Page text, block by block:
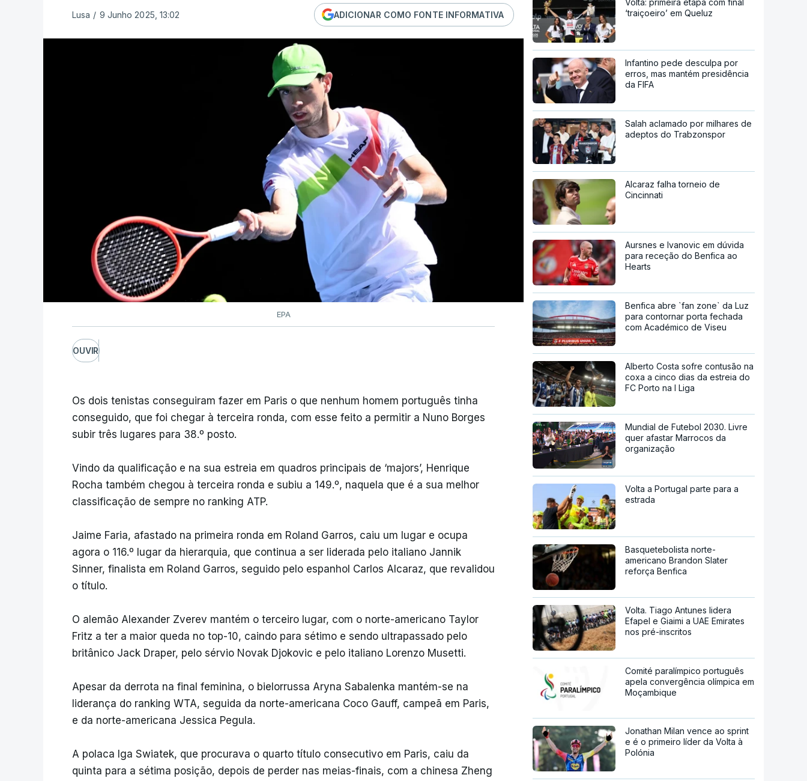
Lusa / 9 Junho 2025, 13:02 ADICIONAR COMO FONTE INFORMATIVA
EPA
OUVIR
Os dois tenistas conseguiram fazer em Paris o que nenhum homem português tinha
conseguido, que foi chegar à terceira ronda, com esse feito a permitir a Nuno Borges
subir três lugares para 38.º posto.
Vindo da qualificação e na sua estreia em quadros principais de ‘majors’, Henrique
Rocha também chegou à terceira ronda e subiu a 149.º, naquela que é a sua melhor
classificação de sempre no ranking ATP.
Jaime Faria, afastado na primeira ronda em Roland Garros, caiu um lugar e ocupa
agora o 116.º lugar da hierarquia, que continua a ser liderada pelo italiano Jannik
Sinner, finalista em Roland Garros, seguido pelo espanhol Carlos Alcaraz, que revalidou
o título.
O alemão Alexander Zverev mantém o terceiro lugar, com o norte-americano Taylor
Fritz a ter a maior queda no top-10, caindo para sétimo e sendo ultrapassado pelo
britânico Jack Draper, pelo sérvio Novak Djokovic e pelo italiano Lorenzo Musetti.
Apesar da derrota na final feminina, o bielorrussa Aryna Sabalenka mantém-se na
liderança do ranking WTA, seguida da norte-americana Coco Gauff, campeã em Paris,
e da norte-americana Jessica Pegula.
A polaca Iga Swiatek, que procurava o quarto título consecutivo em Paris, caiu da
quinta para a sétima posição, depois de perder nas meias-finais, com a chinesa Zheng
Volta: primeira etapa com final
‘traiçoeiro’ em Queluz
Infantino pede desculpa por
erros, mas mantém presidência
da FIFA
Salah aclamado por milhares de
adeptos do Trabzonspor
Alcaraz falha torneio de
Cincinnati
Aursnes e Ivanovic em dúvida
para receção do Benfica ao
Hearts
Benfica abre `fan zone` da Luz
para contornar porta fechada
com Académico de Viseu
Alberto Costa sofre contusão na
coxa a cinco dias da estreia do
FC Porto na I Liga
Mundial de Futebol 2030. Livre
quer afastar Marrocos da
organização
Volta a Portugal parte para a
estrada
Basquetebolista norte-
americano Brandon Slater
reforça Benfica
Volta. Tiago Antunes lidera
Efapel e Giaimi a UAE Emirates
nos pré-inscritos
Comité paralímpico português
apela convergência olímpica em
Moçambique
Jonathan Milan vence ao sprint
e é o primeiro líder da Volta à
Polónia